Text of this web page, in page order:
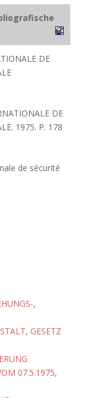
DE
DE
1975. P. 178
de sécurité
,
, GESETZ
07.5.1975,